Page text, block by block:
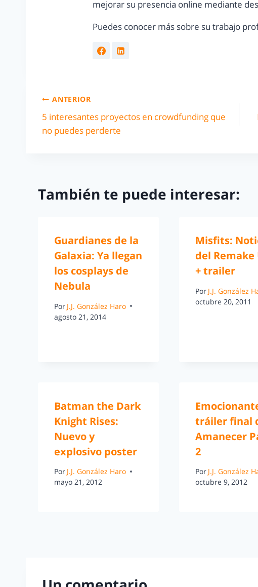
mejorar su presencia online mediante
Puedes conocer más sobre su trabajo
ANTERIOR
5 interesantes proyectos en crowdfunding que
no puedes perderte
También te puede interesar:
Guardianes de la
Galaxia: Ya llegan
los cosplays de
Nebula
Por J.J. González Haro
agosto 21, 2014
Misfits:
del Remake
+ trailer
Por J.J. González
octubre 20, 2011
Batman the Dark
Knight Rises:
Nuevo y
explosivo poster
Por J.J. González Haro
mayo 21, 2012
tráiler final
Amanecer
2
Por J.J. González
octubre 9, 2012